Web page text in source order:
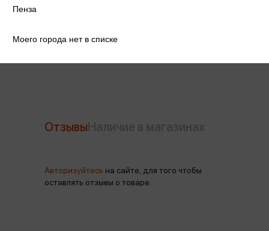
Производитель
Отзывы
Авторизуйтесь на сайте, для того чтобы
оставлять отзывы о товаре.
Пенза
Моего города нет в списке